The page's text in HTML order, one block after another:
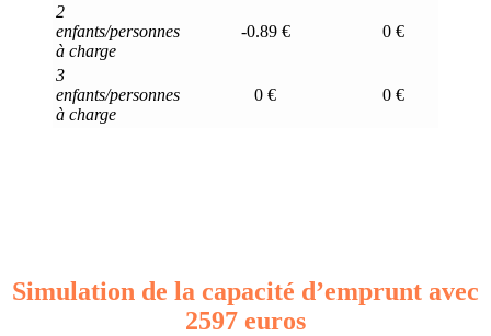
2
enfants/personnes
à charge
-0.89 € 0 €
3
enfants/personnes
à charge
0 € 0 €
Simulation de la capacité d’emprunt avec
2597 euros